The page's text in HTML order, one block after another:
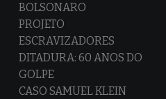
BOLSONARO
PROJETO
ESCRAVIZADORES
DITADURA: 60 ANOS DO
GOLPE
CASO SAMUEL KLEIN